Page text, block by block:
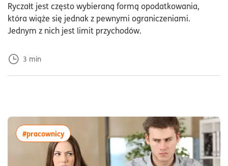
Ryczałt jest często wybieraną formą opodatkowania,
która wiąże się jednak z pewnymi ograniczeniami.
Jednym z nich jest limit przychodów.
3 min
#pracownicywięcej artykułów z tagiem:#pracownicy